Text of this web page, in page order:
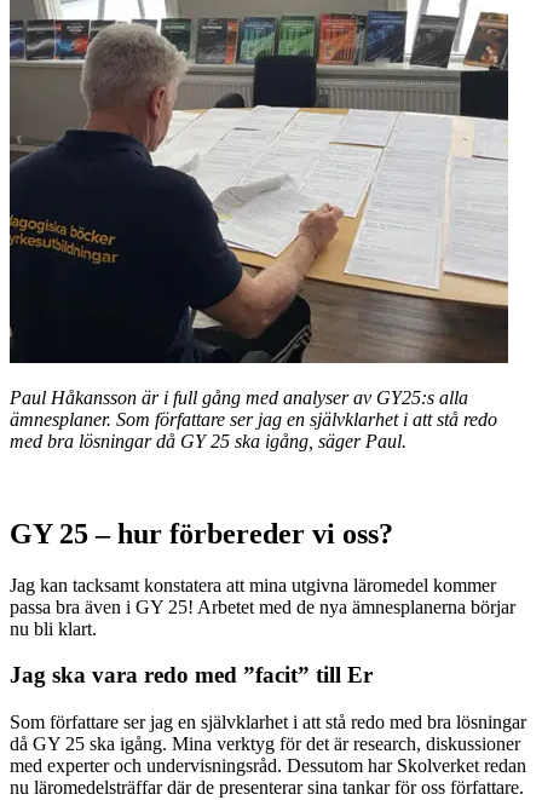
Paul Håkansson är i full gång med analyser av GY25:s alla
ämnesplaner. Som författare ser jag en självklarhet i att stå redo
med bra lösningar då GY 25 ska igång, säger Paul.
GY 25 – hur förbereder vi oss?
Jag kan tacksamt konstatera att mina utgivna läromedel kommer
passa bra även i GY 25! Arbetet med de nya ämnesplanerna börjar
nu bli klart.
Jag ska vara redo med ”facit” till Er
Som författare ser jag en självklarhet i att stå redo med bra lösningar
då GY 25 ska igång. Mina verktyg för det är research, diskussioner
med experter och undervisningsråd. Dessutom har Skolverket redan
nu läromedelsträffar där de presenterar sina tankar för oss författare.